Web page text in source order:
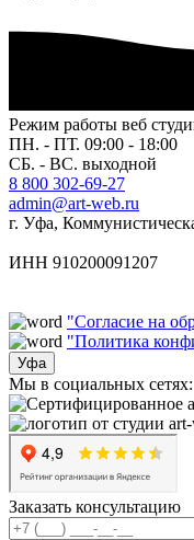
Режим работы веб
ПН. - ПТ. 09:00 - 18:00
СБ. - ВС. выходной
8 800 302-69-27
admin@art-web.ru
г. Уфа,
ИНН 910200091207
"Согласие на
"Политика
Уфа
Мы в социальных сетях:
Заказать консультацию